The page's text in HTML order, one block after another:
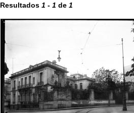
Resultados 1 - 1 de 1